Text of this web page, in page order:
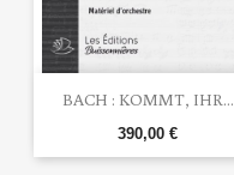
BACH : KOMMT, IHR...
390,00 €